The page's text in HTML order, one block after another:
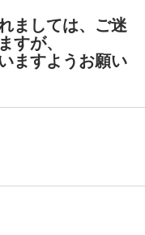
ましては、ご迷
すが、
ますようお願い